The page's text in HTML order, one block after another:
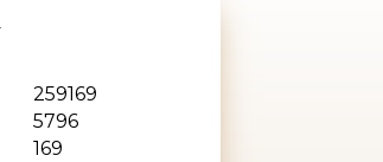
259169
5796
169